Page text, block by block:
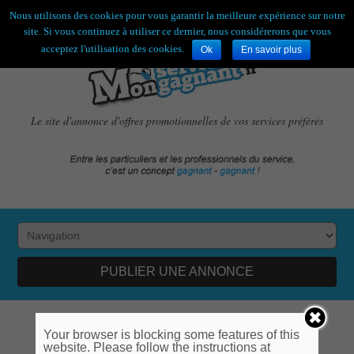
Bienvenue,visiteur ![S'enregistrer|Connexion]
Le site d'annonce d'offres promotionnelles de vos services préférés
PUBLIER UNE ANNONCE
logo news BLEU 4
Nous utilisons des cookies pour vous garantir la meilleure expérience sur notre
site. Si vous continuez à utiliser ce dernier, nous considérerons que vous
acceptez l'utilisation des cookies.
Ok En savoir plus
Your browser is blocking some features of this
website. Please follow the instructions at